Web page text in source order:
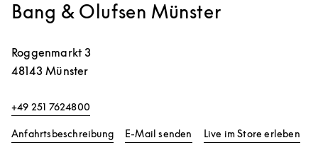
Bang & Olufsen Münster
Roggenmarkt 3
48143 Münster
+49 251 7624800
AnfahrtsbeschreibungLink Opens in New Tab
E-Mail senden Live im Store erleben